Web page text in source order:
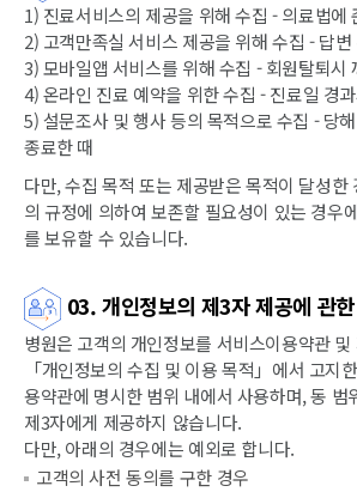
1) 진료서비스의 제공을 위해 수집 - 의료법에
2) 고객만족실 서비스 제공을 위해 수집 - 답
3) 모바일앱 서비스를 위해 수집 - 회원탈퇴시
4) 온라인 진료 예약을 위한 수집 - 진료일 경
5) 설문조사 및 행사 등의 목적으로 수집 - 당
종료한 때
다만, 수집 목적 또는 제공받은 목적이 달성한
의 규정에 의하여 보존할 필요성이 있는 경우
를 보유할 수 있습니다.
03. 개인정보의 제3자 제공에 관
병원은 고객의 개인정보를 서비스이용약관
「개인정보의 수집 및 이용 목적」에서 고지
용약관에 명시한 범위 내에서 사용하며, 동 범
제3자에게 제공하지 않습니다.
다만, 아래의 경우에는 예외로 합니다.
고객의 사전 동의를 구한 경우